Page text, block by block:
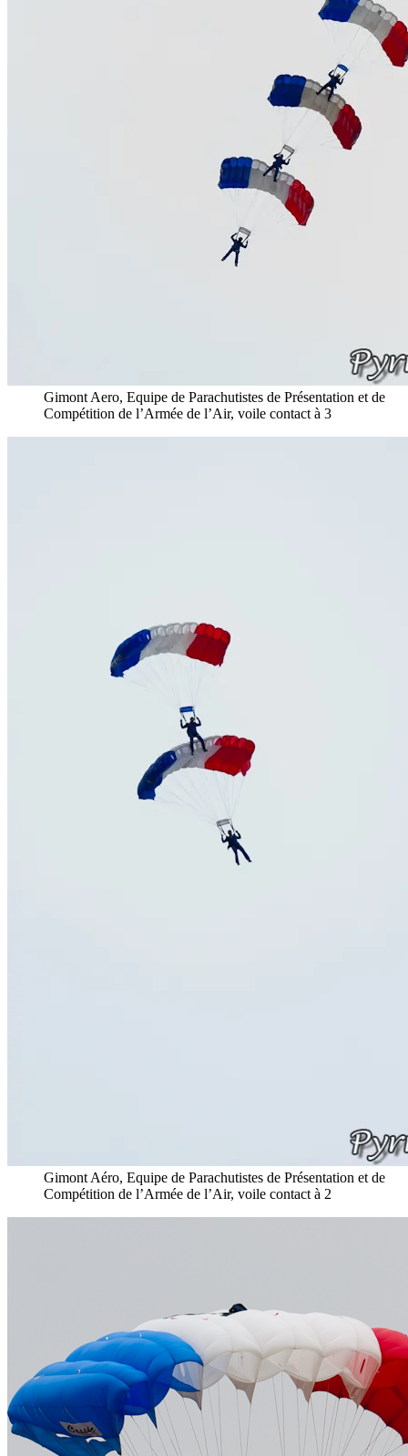
Gimont Aero, Equipe de Parachutistes de Présentation et de
Compétition de l’Armée de l’Air, voile contact à 3
Gimont Aéro, Equipe de Parachutistes de Présentation et de
Compétition de l’Armée de l’Air, voile contact à 2